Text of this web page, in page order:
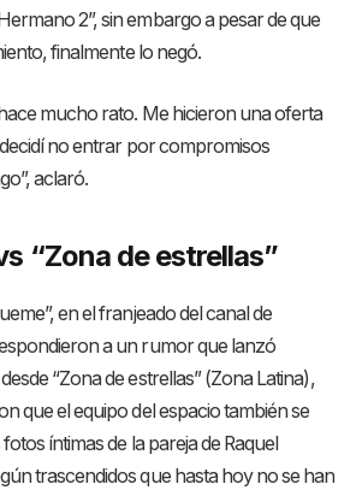
2”, sin embargo a pesar de que
finalmente lo negó.
mucho rato. Me hicieron una oferta
no entrar por compromisos
aclaró.
“Zona de estrellas”
en el franjeado del canal de
a un rumor que lanzó
“Zona de estrellas” (Zona Latina),
que el equipo del espacio también se
íntimas de la pareja de Raquel
trascendidos que hasta hoy no se han